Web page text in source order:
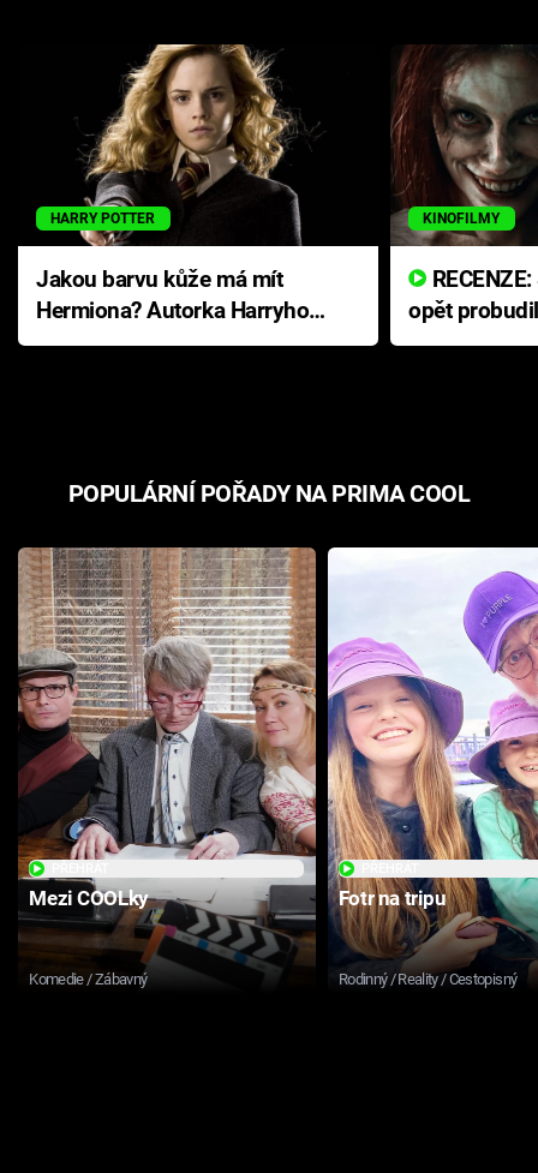
HARRY POTTER
Jakou barvu kůže má mít
Hermiona? Autorka Harryho
Pottera přišla s ráznou
KINOFILMY
opět
přichází s
POPULÁRNÍ POŘADY NA PRIMA COOL
Mezi COOLky
Komedie / Zábavný
Fotr na tripu
Rodinný / Reality / Cestopisný